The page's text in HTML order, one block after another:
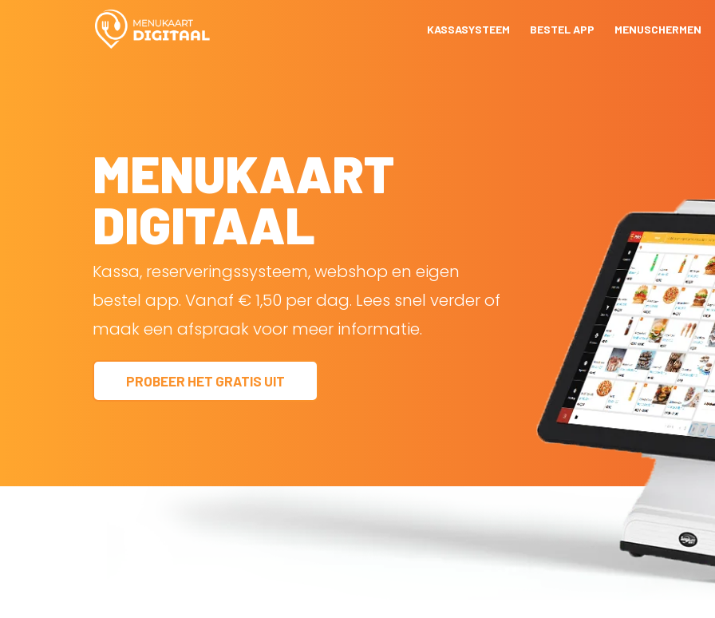
KASSASYSTEEM BESTEL APP MENUSCHERMEN
MENUKAART
DIGITAAL
Kassa, reserveringssysteem, webshop en eigen
bestel app. Vanaf € 1,50 per dag. Lees snel verder of
maak een afspraak voor meer informatie.
PROBEER HET GRATIS UIT